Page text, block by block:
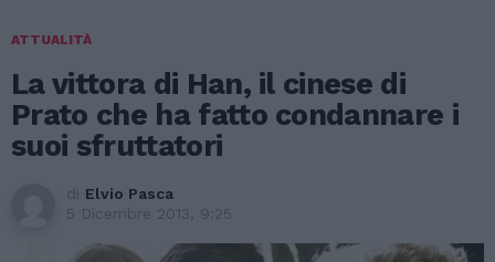
ATTUALITÀ
La vittora di Han, il cinese di
Prato che ha fatto condannare i
suoi sfruttatori
di Elvio Pasca
5 Dicembre 2013, 9:25